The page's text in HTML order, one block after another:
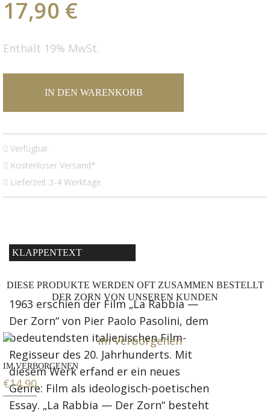
17,90 €
Enthält 19% MwSt.
IN DEN WARENKORB
Verfügbar
Kostenloser Versand*
Lieferzeit 3-4 Werktage
KLAPPENTEXT
1963 erschien der Film „La Rabbia —
Der Zorn“ von Pier Paolo Pasolini, dem
bedeutendsten italienischen Film-
Regisseur des 20. Jahrhunderts. Mit
diesem Werk erfand er ein neues
Genre: Film als ideologisch-poetischen
Essay. „La Rabbia — Der Zorn“ besteht
DIESE PRODUKTE WERDEN OFT ZUSAMMEN BESTELLT
DER ZORN VON UNSEREN KUNDEN
IM VERBORGENEN
€14,90